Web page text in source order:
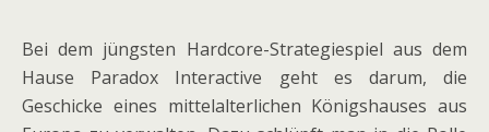
Bei dem jüngsten Hardcore-Strategiespiel aus dem
Hause Paradox Interactive geht es darum, die
Geschicke eines mittelalterlichen Königshauses aus